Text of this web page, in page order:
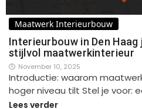
Maatwerk Interieurbouw
Interieurbouw in Den Haag
stijlvol maatwerkinterieur
November 10, 2025
Introductie: waarom
hoger niveau tilt Stel je voor:
Lees verder